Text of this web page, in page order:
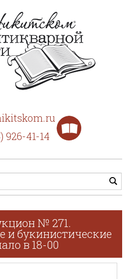
926-41-14
№ 271.
и букинистические
в 18-00